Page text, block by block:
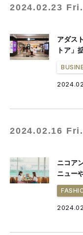
2024.02.23 Fri.
アダス
トア」
2024.02.16 Fri.
ニコア
ニュー